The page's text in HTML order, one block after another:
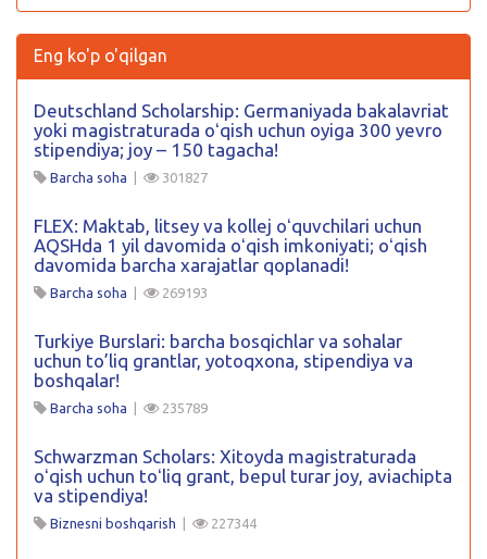
Eng ko'p o'qilgan
Deutschland Scholarship: Germaniyada bakalavriat
yoki magistraturada oʻqish uchun oyiga 300 yevro
stipendiya; joy – 150 tagacha!
Barcha soha | 301827
FLEX: Maktab, litsey va kollej oʻquvchilari uchun
AQSHda 1 yil davomida oʻqish imkoniyati; oʻqish
davomida barcha xarajatlar qoplanadi!
Barcha soha | 269193
Turkiye Burslari: barcha bosqichlar va sohalar
uchun to’liq grantlar, yotoqxona, stipendiya va
boshqalar!
Barcha soha | 235789
Schwarzman Scholars: Xitoyda magistraturada
oʻqish uchun toʻliq grant, bepul turar joy, aviachipta
va stipendiya!
Biznesni boshqarish | 227344